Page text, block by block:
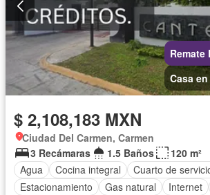
Remate
Casa
$ 2,108,183 MXN
Ciudad Del Carmen, Carmen
3 Recámaras
1.5 Baños
120 m²
Agua
Cocina integral Cuarto de
Estacionamiento
Gas natural Internet